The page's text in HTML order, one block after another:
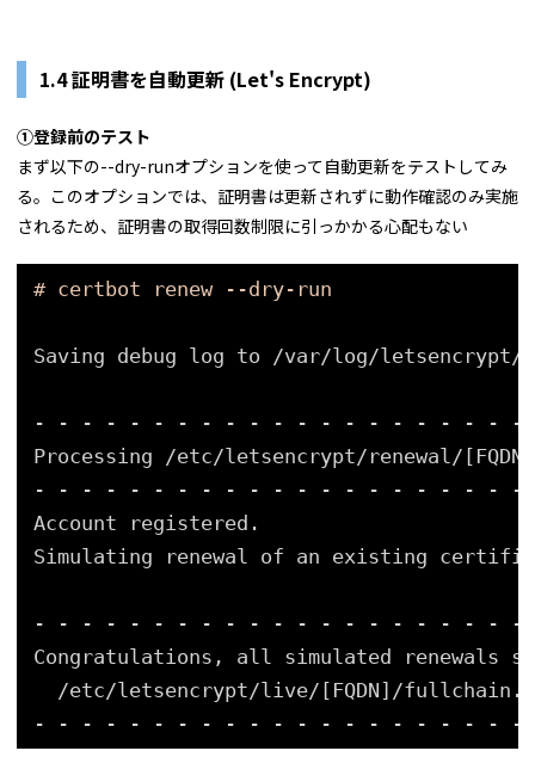
1.4 証明書を自動更新 (Let's Encrypt)
①登録前のテスト
まず以下の--dry-runオプションを使って自動更新をテストしてみ
る。このオプションでは、証明書は更新されずに動作確認のみ実施
されるため、証明書の取得回数制限に引っかかる心配もない
# certbot renew --dry-run
Saving debug log to /var/log/letsencrypt/
- - - - - - - - - - - - - - - - - - - -
Processing /etc/letsencrypt/renewal/
- - - - - - - - - - - - - - - - - - - -
Account registered.
Simulating renewal of an existing
- - - - - - - - - - - - - - - - - - - -
Congratulations, all simulated renewals
/etc/letsencrypt/live/ [FQDN] /fullchain
- - - - - - - - - - - - - - - - - - - -